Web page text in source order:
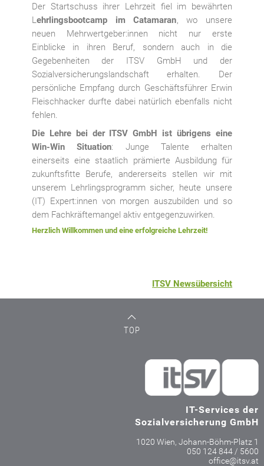
Der Startschuss ihrer Lehrzeit fiel im bewährten
L ehrlingsbootcamp im Catamaran, wo unsere
neuen Mehrwertgeber:innen nicht nur erste
Einblicke in ihren Beruf, sondern auch in die
Gegebenheiten der ITSV GmbH und der
Sozialversicherungslandschaft erhalten. Der
persönliche Empfang durch Geschäftsführer Erwin
Fleischhacker durfte dabei natürlich ebenfalls nicht
fehlen.
Die Lehre bei der ITSV GmbH ist übrigens eine
Win-Win Situation: Junge Talente erhalten
einerseits eine staatlich prämierte Ausbildung für
zukunftsfitte Berufe, andererseits stellen wir mit
unserem Lehrlingsprogramm sicher, heute unsere
(IT) Expert:innen von morgen auszubilden und so
dem Fachkräftemangel aktiv entgegenzuwirken.
Herzlich Willkommen und eine erfolgreiche Lehrzeit!
ITSV Newsübersicht
TOP
IT-Services der
Sozialversicherung GmbH
1020 Wien, Johann-Böhm-Platz 1
050 124 844 / 5600
office@itsv.at